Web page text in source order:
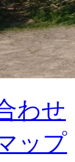
わせ
ップ